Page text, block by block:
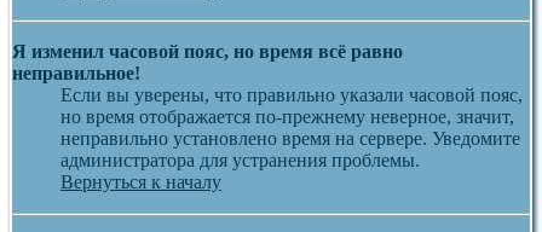
Я изменил часовой пояс, но время всё равно
неправильное!
Если вы уверены, что правильно указали часовой пояс,
но время отображается по-прежнему неверное, значит,
неправильно установлено время на сервере. Уведомите
администратора для устранения проблемы.
Вернуться к началу